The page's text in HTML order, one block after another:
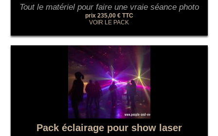
Tout le matériel pour faire une vraie séance photo
prix 235,00 € TTC
VOIR LE PACK
Pack éclairage pour show laser